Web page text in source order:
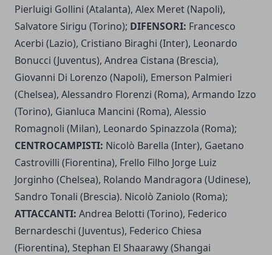
Pierluigi Gollini (Atalanta), Alex Meret (Napoli),
Salvatore Sirigu (Torino); DIFENSORI: Francesco
Acerbi (Lazio), Cristiano Biraghi (Inter), Leonardo
Bonucci (Juventus), Andrea Cistana (Brescia),
Giovanni Di Lorenzo (Napoli), Emerson Palmieri
(Chelsea), Alessandro Florenzi (Roma), Armando Izzo
(Torino), Gianluca Mancini (Roma), Alessio
Romagnoli (Milan), Leonardo Spinazzola (Roma);
CENTROCAMPISTI: Nicolò Barella (Inter), Gaetano
Castrovilli (Fiorentina), Frello Filho Jorge Luiz
Jorginho (Chelsea), Rolando Mandragora (Udinese),
Sandro Tonali (Brescia). Nicolò Zaniolo (Roma);
ATTACCANTI: Andrea Belotti (Torino), Federico
Bernardeschi (Juventus), Federico Chiesa
(Fiorentina), Stephan El Shaarawy (Shangai